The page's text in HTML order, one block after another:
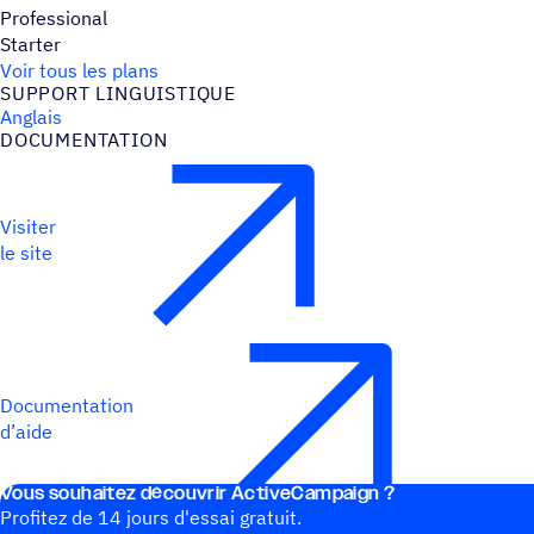
Professional
Starter
Voir tous les plans
SUPPORT LINGUIS­TIQUE
Anglais
DOCU­MEN­TA­TION
Visiter
le site
Documentation
d’aide
Vous souhai­tez découvrir ActiveCampaign ?
Profitez de 14 jours d'essai gratuit.